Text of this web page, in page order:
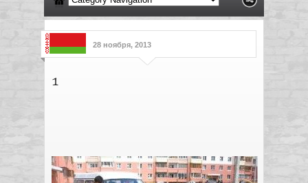
28 ноября, 2013
1